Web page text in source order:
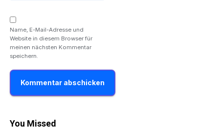
Name, E-Mail-Adresse und
Website in diesem Browser für
meinen nächsten Kommentar
speichern.
You Missed